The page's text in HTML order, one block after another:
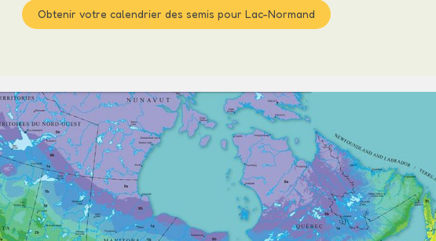
Obtenir votre calendrier des semis pour Lac-Normand